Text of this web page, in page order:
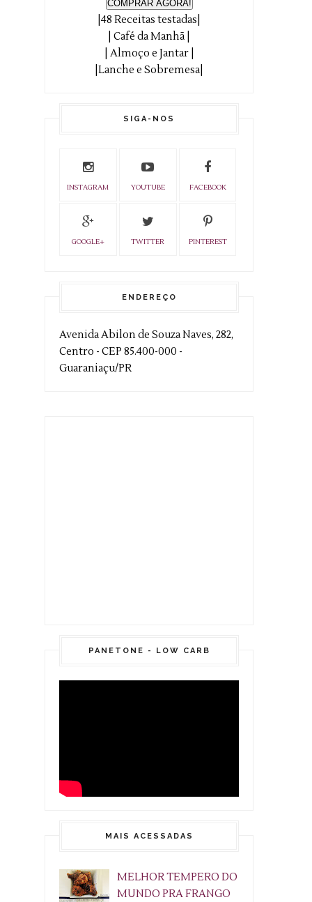
COMPRAR AGORA!
|48 Receitas testadas|
| Café da Manhã |
| Almoço e Jantar |
|Lanche e Sobremesa|
SIGA-NOS
INSTAGRAM YOUTUBE FACEBOOK
GOOGLE+ TWITTER PINTEREST
ENDEREÇO
Avenida Abilon de Souza Naves, 282,
Centro - CEP 85.400-000 -
Guaraniaçu/PR
PANETONE - LOW CARB
MAIS ACESSADAS
MELHOR TEMPERO DO
MUNDO PRA FRANGO